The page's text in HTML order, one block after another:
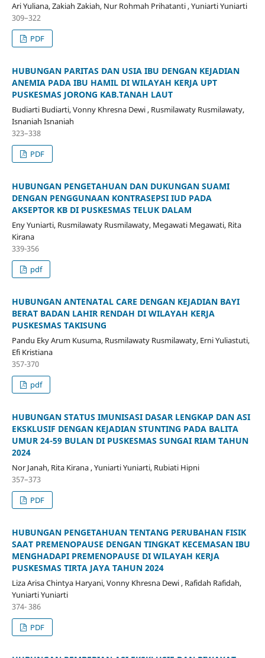
Ari Yuliana, Zakiah Zakiah, Nur Rohmah Prihatanti , Yuniarti Yuniarti
309–322
PDF
HUBUNGAN PARITAS DAN USIA IBU DENGAN KEJADIAN
ANEMIA PADA IBU HAMIL DI WILAYAH KERJA UPT
PUSKESMAS JORONG KAB.TANAH LAUT
Budiarti Budiarti, Vonny Khresna Dewi , Rusmilawaty Rusmilawaty,
Isnaniah Isnaniah
323–338
PDF
HUBUNGAN PENGETAHUAN DAN DUKUNGAN SUAMI
DENGAN PENGGUNAAN KONTRASEPSI IUD PADA
AKSEPTOR KB DI PUSKESMAS TELUK DALAM
Eny Yuniarti, Rusmilawaty Rusmilawaty, Megawati Megawati, Rita
Kirana
339-356
pdf
HUBUNGAN ANTENATAL CARE DENGAN KEJADIAN BAYI
BERAT BADAN LAHIR RENDAH DI WILAYAH KERJA
PUSKESMAS TAKISUNG
Pandu Eky Arum Kusuma, Rusmilawaty Rusmilawaty, Erni Yuliastuti,
Efi Kristiana
357-370
pdf
HUBUNGAN STATUS IMUNISASI DASAR LENGKAP DAN ASI
EKSKLUSIF DENGAN KEJADIAN STUNTING PADA BALITA
UMUR 24-59 BULAN DI PUSKESMAS SUNGAI RIAM TAHUN
2024
Nor Janah, Rita Kirana , Yuniarti Yuniarti, Rubiati Hipni
357–373
PDF
HUBUNGAN PENGETAHUAN TENTANG PERUBAHAN FISIK
SAAT PREMENOPAUSE DENGAN TINGKAT KECEMASAN IBU
MENGHADAPI PREMENOPAUSE DI WILAYAH KERJA
PUSKESMAS TIRTA JAYA TAHUN 2024
Liza Arisa Chintya Haryani, Vonny Khresna Dewi , Rafidah Rafidah,
Yuniarti Yuniarti
374- 386
PDF